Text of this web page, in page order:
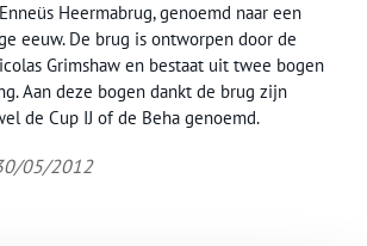
Heermabrug, genoemd naar een
eeuw. De brug is ontworpen door de
Grimshaw en bestaat uit twee bogen
Aan deze bogen dankt de brug zijn
de Cup IJ of de Beha genoemd.
05/2012